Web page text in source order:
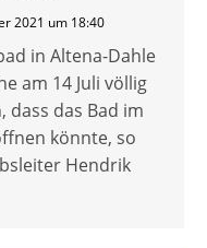
2021 um 18:40
in Altena-Dahle
am 14 Juli völlig
dass das Bad im
könnte, so
Hendrik